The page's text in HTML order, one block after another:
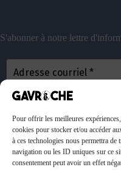
Pour offrir les meilleures
cookies pour stocker et/ou accéder
à ces technologies nous permettra de
navigation ou les ID uniques sur ce
consentement peut avoir un effet
S'abonner à notre lettre
emails. Vous pouvez
moment. Consulteznotre
pour plus d’informations.